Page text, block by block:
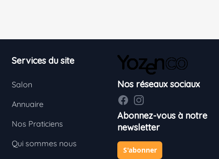
Services du site
Salon
Annuaire
Nos Praticiens
Qui sommes nous
Nos réseaux sociaux
FacebookInstagram
Abonnez-vous à notre
newsletter
S'abonner